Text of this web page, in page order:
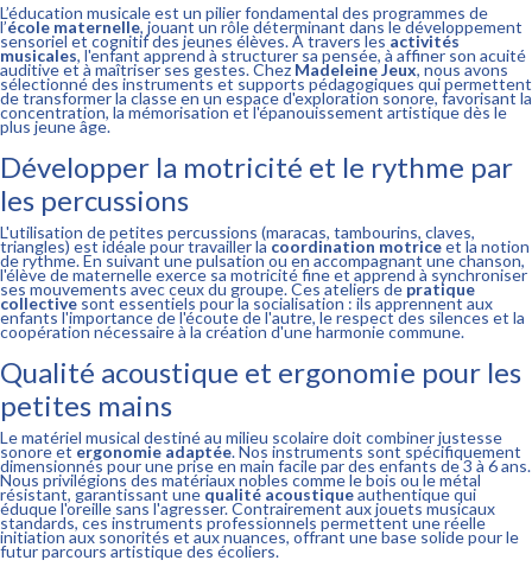
L’éducation musicale est un pilier fondamental des programmes de
l’école maternelle, jouant un rôle déterminant dans le développement
sensoriel et cognitif des jeunes élèves. À travers les activités
musicales, l'enfant apprend à structurer sa pensée, à affiner son acuité
auditive et à maîtriser ses gestes. Chez Madeleine Jeux, nous avons
sélectionné des instruments et supports pédagogiques qui permettent
de transformer la classe en un espace d'exploration sonore, favorisant la
concentration, la mémorisation et l'épanouissement artistique dès le
plus jeune âge.
Développer la motricité et le rythme par
les percussions
L'utilisation de petites percussions (maracas, tambourins, claves,
triangles) est idéale pour travailler la coordination motriceet la notion
de rythme. En suivant une pulsation ou en accompagnant une chanson,
l'élève de maternelle exerce sa motricité fine et apprend à synchroniser
ses mouvements avec ceux du groupe. Ces ateliers de pratique
collective sont essentiels pour la socialisation : ils apprennent aux
enfants l'importance de l'écoute de l'autre, le respect des silences et la
coopération nécessaire à la création d'une harmonie commune.
Qualité acoustique et ergonomie pour les
petites mains
Le matériel musical destiné au milieu scolaire doit combiner justesse
sonore et ergonomie adaptée. Nos instruments sont spécifiquement
dimensionnés pour une prise en main facile par des enfants de 3 à 6 ans.
Nous privilégions des matériaux nobles comme le bois ou le métal
résistant, garantissant une qualité acoustiqueauthentique qui
éduque l'oreille sans l'agresser. Contrairement aux jouets musicaux
standards, ces instruments professionnels permettent une réelle
initiation aux sonorités et aux nuances, offrant une base solide pour le
futur parcours artistique des écoliers.